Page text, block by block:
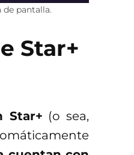
de pantalla.
Star+
Star+ (o sea,